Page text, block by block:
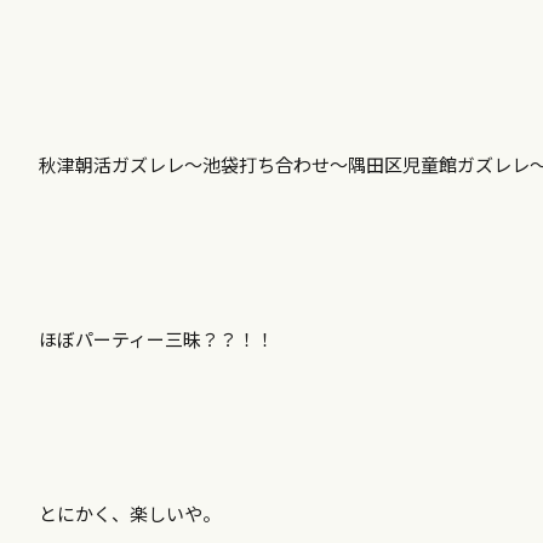
秋津朝活ガズレレ〜池袋打ち合わせ〜隅田区児童館ガズレレ
ほぼパーティー三昧？？！！
とにかく、楽しいや。